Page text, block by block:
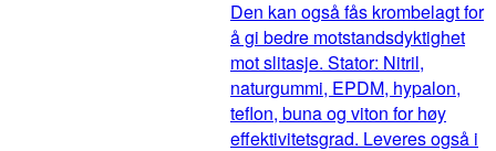
Den kan også fås krombelagt for
å gi bedre motstandsdyktighet
mot slitasje. Stator: Nitril,
naturgummi, EPDM, hypalon,
teflon, buna og viton for høy
effektivitetsgrad. Leveres også i